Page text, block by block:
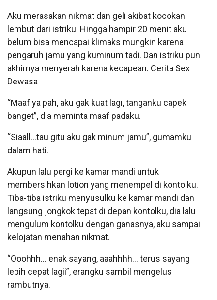
Aku merasakan nikmat dan geli akibat kocokan
lembut dari istriku. Hingga hampir 20 menit aku
belum bisa mencapai klimaks mungkin karena
pengaruh jamu yang kuminum tadi. Dan istriku pun
akhirnya menyerah karena kecapean. Cerita Sex
Dewasa
“Maaf ya pah, aku gak kuat lagi, tanganku capek
banget”, dia meminta maaf padaku.
“Siaall…tau gitu aku gak minum jamu”, gumamku
dalam hati.
Akupun lalu pergi ke kamar mandi untuk
membersihkan lotion yang menempel di kontolku.
Tiba-tiba istriku menyusulku ke kamar mandi dan
langsung jongkok tepat di depan kontolku, dia lalu
mengulum kontolku dengan ganasnya, aku sampai
kelojatan menahan nikmat.
“Ooohhh… enak sayang, aaahhhh… terus sayang
lebih cepat lagii”, erangku sambil mengelus
rambutnya.